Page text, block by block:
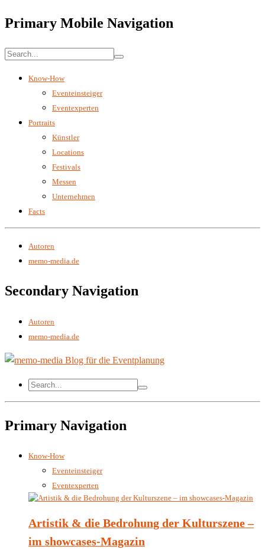
Primary Mobile Navigation
Know-How
Eventeinsteiger
Eventexperten
Portraits
Künstler
Locations
Festivals
Messen
Unternehmen
Facts
Autoren
memo-media.de
Secondary Navigation
Autoren
memo-media.de
Primary Navigation
Know-How
Eventeinsteiger
Eventexperten
Artistik & die Bedrohung der Kulturszene –
im showcases-Magazin